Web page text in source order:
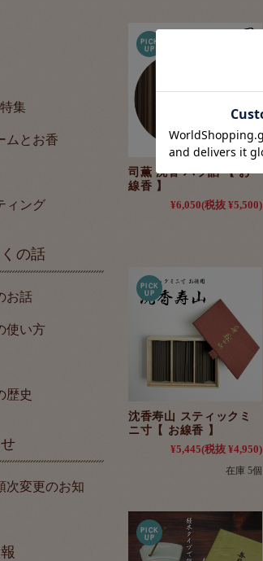
司薫 沈香 バラ詰 【 お
線香 】
¥6,050(税抜 ¥5,500)
沈香寿山 スティックミ
ニ寸【 お線香 】
¥5,445(税抜 ¥4,950)
在庫 5個
集
ムとお香
ィング
の話
お話
使い方
歴史
次変更のお知